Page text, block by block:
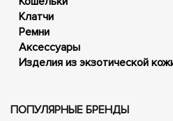
Клатчи
Ремни
Аксессуары
Изделия из экзотической
ПОПУЛЯРНЫЕ БРЕНДЫ